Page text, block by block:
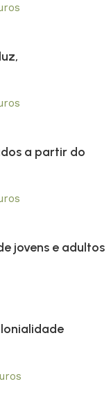
a partir do
jovens e adultos